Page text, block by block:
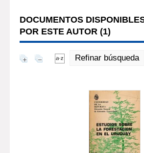
DOCUMENTOS
POR ESTE AUTOR (1)
Refinar búsqueda